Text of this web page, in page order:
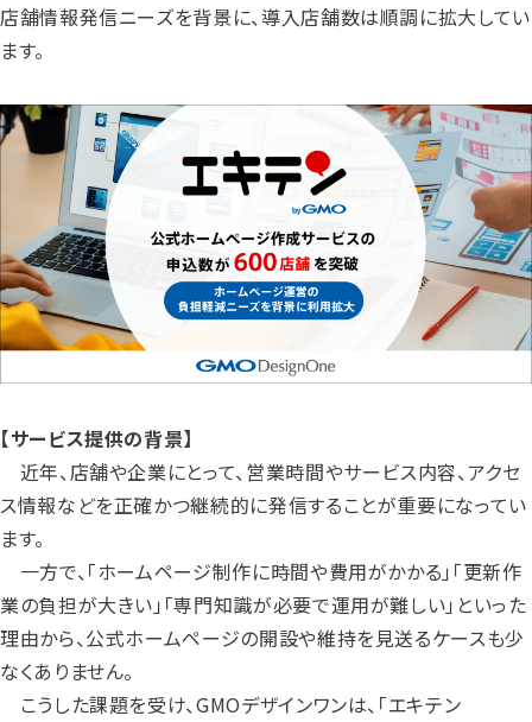
店舗情報発信ニーズを背景に、導入店舗数は順調に拡大してい
ます。
【サービス提供の背景】
近年、店舗や企業にとって、営業時間やサービス内容、アクセ
ス情報などを正確かつ継続的に発信することが重要になってい
ます。
一方で、「ホームページ制作に時間や費用がかかる」「更新作
業の負担が大きい」「専門知識が必要で運用が難しい」といった
理由から、公式ホームページの開設や維持を見送るケースも少
なくありません。
こうした課題を受け、GMOデザインワンは、「エキテン